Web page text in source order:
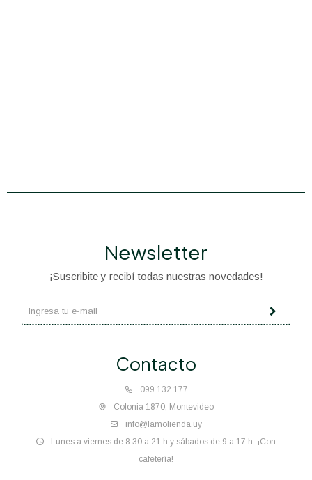
Contacto
099 132 177
Colonia 1870, Montevideo
info@lamolienda.uy
Lunes a viernes de 8:30 a 21 h y sábados de 9 a 17 h. ¡Con
cafetería!
Newsletter
¡Suscribite y recibí todas nuestras novedades!